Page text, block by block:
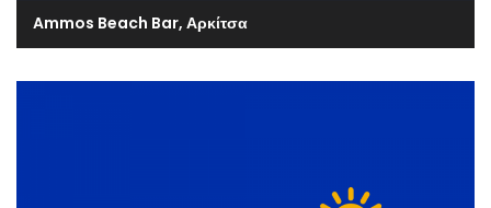
Ammos Beach Bar, Αρκίτσα